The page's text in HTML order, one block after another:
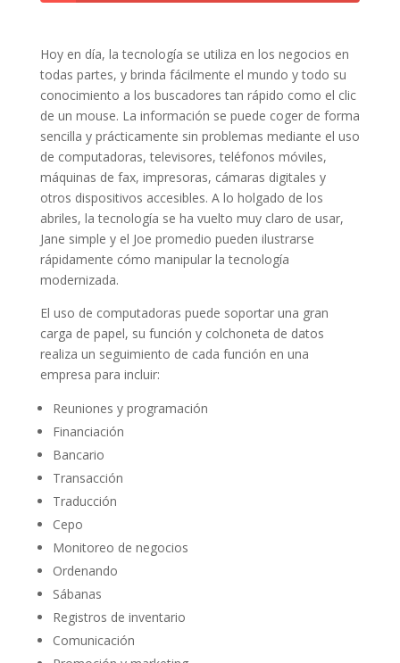
Hoy en día, la tecnología se utiliza en los negocios en
todas partes, y brinda fácilmente el mundo y todo su
conocimiento a los buscadores tan rápido como el clic
de un mouse. La información se puede coger de forma
sencilla y prácticamente sin problemas mediante el uso
de computadoras, televisores, teléfonos móviles,
máquinas de fax, impresoras, cámaras digitales y
otros dispositivos accesibles. A lo holgado de los
abriles, la tecnología se ha vuelto muy claro de usar,
Jane simple y el Joe promedio pueden ilustrarse
rápidamente cómo manipular la tecnología
modernizada.
El uso de computadoras puede soportar una gran
carga de papel, su función y colchoneta de datos
realiza un seguimiento de cada función en una
empresa para incluir:
Reuniones y programación
Financiación
Bancario
Transacción
Traducción
Cepo
Monitoreo de negocios
Ordenando
Sábanas
Registros de inventario
Comunicación